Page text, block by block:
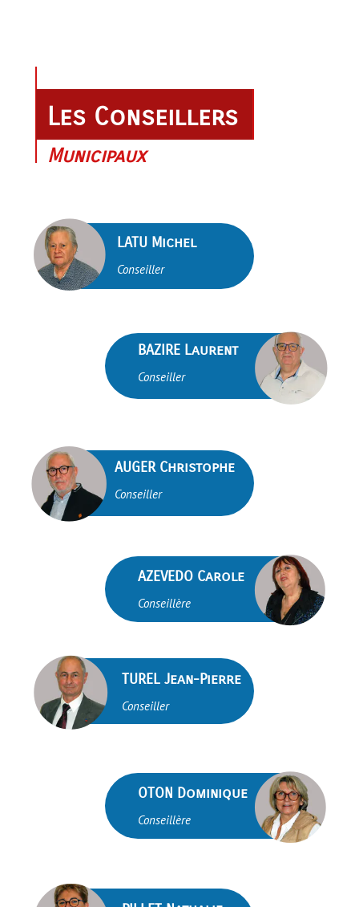
Les Conseillers
brightness_1
brightness_1
brightness_1
LATU Michel
Conseiller
BAZIRE Laurent
Conseiller
AUGER Christophe
Conseiller
brightness_1
brightness_1
brightness_1
AZEVEDO Carole
Conseillère
TUREL Jean-Pierre
Conseiller
OTON Dominique
Conseillère
Municipaux